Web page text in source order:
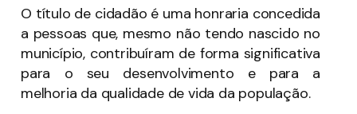
O título de cidadão é uma honraria concedida
a pessoas que, mesmo não tendo nascido no
município, contribuíram de forma significativa
para o seu desenvolvimento e para a
melhoria da qualidade de vida da população.